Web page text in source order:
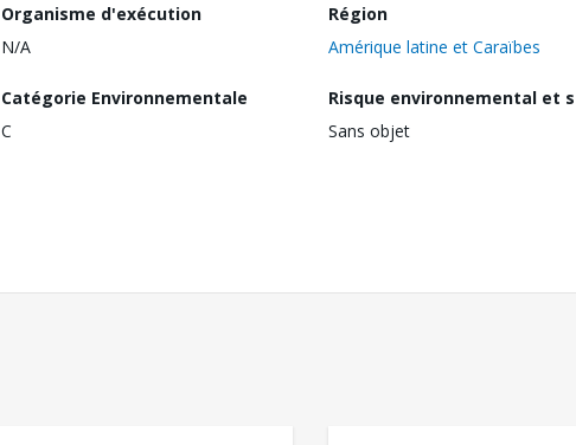
Organisme d'exécution
N/A
Région
Amérique latine et Caraïbes
Catégorie Environnementale
C
Risque environnemental et
Sans objet